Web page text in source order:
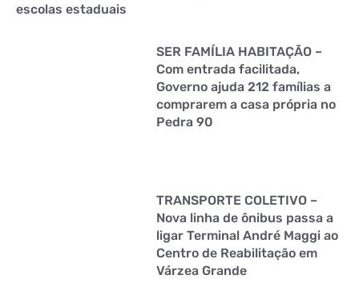
escolas estaduais
SER FAMÍLIA HABITAÇÃO –
Com entrada facilitada,
Governo ajuda 212 famílias a
comprarem a casa própria no
Pedra 90
TRANSPORTE COLETIVO –
Nova linha de ônibus passa a
ligar Terminal André Maggi ao
Centro de Reabilitação em
Várzea Grande